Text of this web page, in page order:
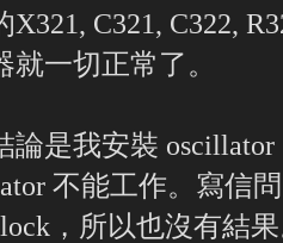
X321, C321, C322,
一切正常了。
論是我安裝
不能工作。寫信
，所以也沒有結